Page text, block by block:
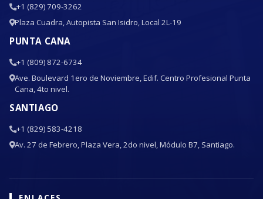
+1 (829) 709-3262
Plaza Cuadra, Autopista San Isidro, Local 2L-19
PUNTA CANA
+1 (809) 872-6734
Ave. Boulevard 1ero de Noviembre, Edif. Centro Profesional Punta
Cana, 4to nivel.
SANTIAGO
+1 (829) 583-4218
Av. 27 de Febrero, Plaza Vera, 2do nivel, Módulo B7, Santiago.